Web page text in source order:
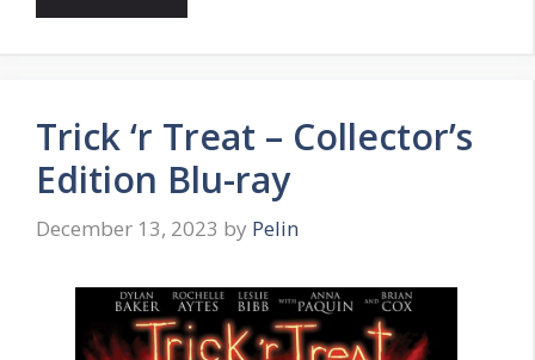
Trick ‘r Treat – Collector’s
Edition Blu-ray
December 13, 2023 by Pelin